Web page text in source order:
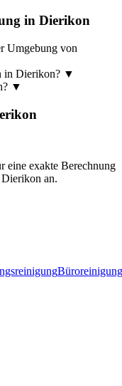
in Dierikon
Umgebung von
in Dierikon? ▼
▼
eine exakte Berechnung
Dierikon an.
Büroreinigung